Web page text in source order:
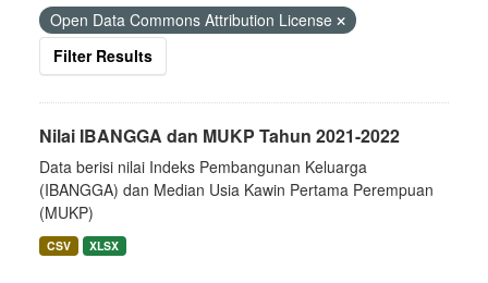
Open Data Commons Attribution License
Filter Results
Nilai IBANGGA dan MUKP Tahun 2021-2022
Data berisi nilai Indeks Pembangunan Keluarga
(IBANGGA) dan Median Usia Kawin Pertama Perempuan
(MUKP)
CSV XLSX